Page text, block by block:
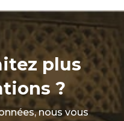
plus
?
nous vous